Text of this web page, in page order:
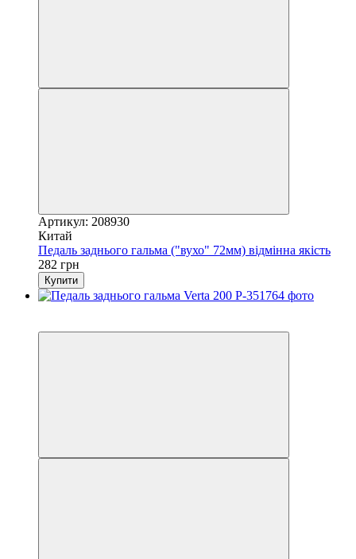
Артикул: 208930
Китай
Педаль заднього гальма ("вухо" 72мм) відмінна якість
282 грн
Купити